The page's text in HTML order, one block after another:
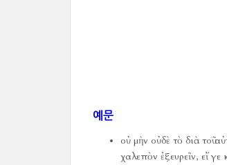
예문
οὐ μὴν οὐδὲ τὸ διὰ τοῦ
χαλεπὸν ἐξευρεῖν, εἴ